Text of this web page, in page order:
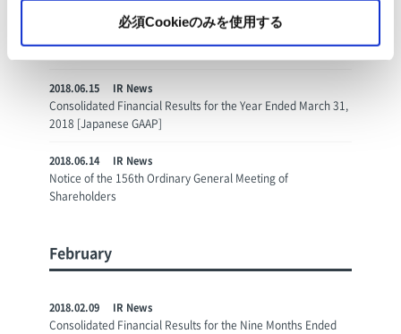
必須Cookieのみを使用する
IR News
2018.06.15 IR News
Consolidated Financial Results for the Year Ended March 31,
2018 [Japanese GAAP]
2018.06.14 IR News
Notice of the 156th Ordinary General Meeting of
Shareholders
February
2018.02.09 IR News
Consolidated Financial Results for the Nine Months Ended